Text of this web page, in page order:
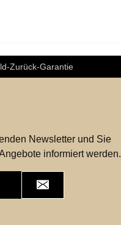
Zurück-Garantie
Newsletter und Sie
informiert werden.